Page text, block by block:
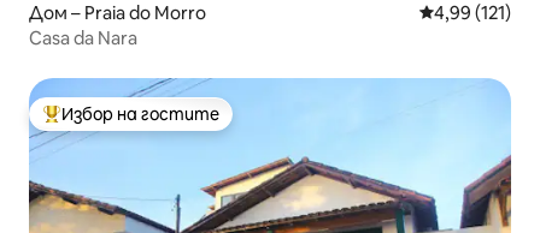
Дом – Praia do Morro Средна
4,99 (121)
Casa da Nara
Най-популярен избор на гостите
Избор на гостите